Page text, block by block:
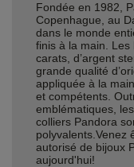
Fondée en 1982,
Copenhague, au
dans le monde
finis à la main. Les
carats, d’argent
grande qualité
appliquée à la
et compétents.
emblématiques,
colliers Pandora
polyvalents.Venez
autorisé de bijoux
aujourd'hui!